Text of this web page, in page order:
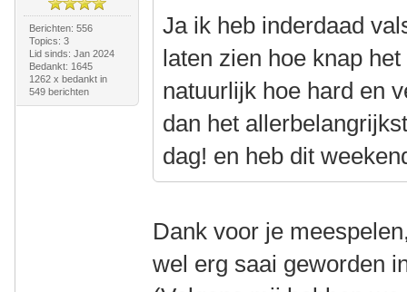
Berichten: 556
Topics: 3
Lid sinds: Jan 2024
Bedankt: 1645
1262 x bedankt in
549 berichten
Ja ik heb inderdaad
laten zien hoe knap
natuurlijk hoe hard en
dan het
dag! en heb dit
Dank voor je
wel erg saai geworden